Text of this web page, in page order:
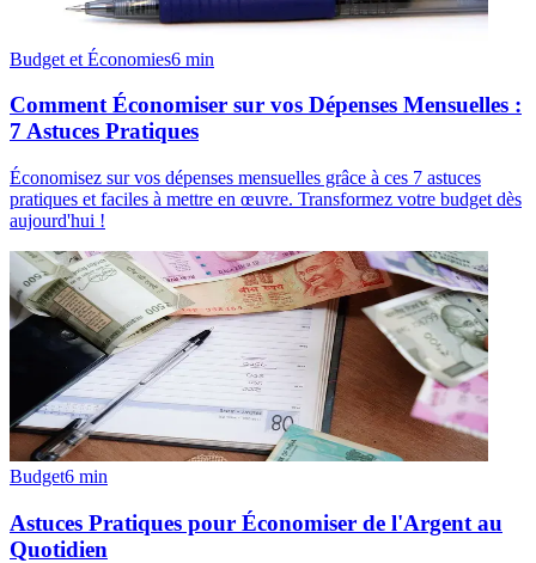
Budget et Économies6 min
Comment Économiser sur vos Dépenses Mensuelles :
7 Astuces Pratiques
Économisez sur vos dépenses mensuelles grâce à ces 7 astuces
pratiques et faciles à mettre en œuvre. Transformez votre budget dès
aujourd'hui !
Budget6 min
Astuces Pratiques pour Économiser de l'Argent au
Quotidien